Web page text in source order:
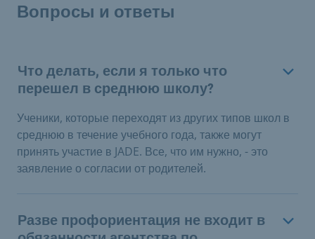
Вопросы и ответы
Что делать, если я только что
перешел в среднюю школу?
Ученики, которые переходят из других типов школ в
среднюю в течение учебного года, также могут
принять участие в JADE. Все, что им нужно, - это
заявление о согласии от родителей.
Разве профориентация не входит в